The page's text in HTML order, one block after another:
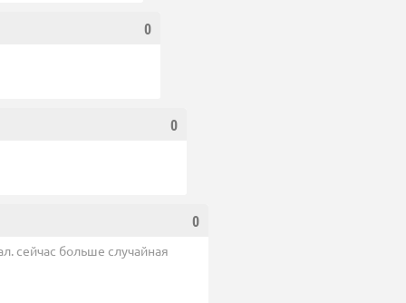
0
0
0
сейчас больше случайная